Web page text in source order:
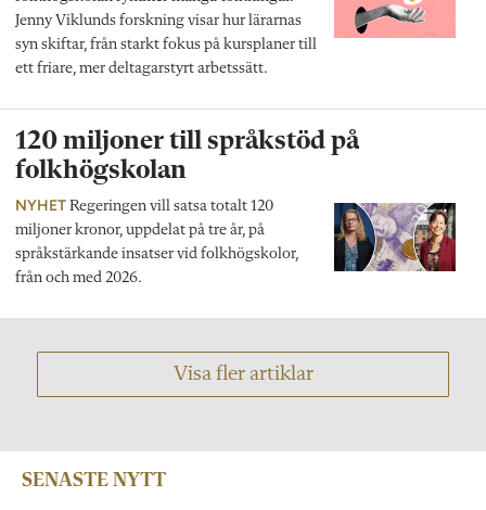
Jenny Viklunds forskning visar hur lärarnas
syn skiftar, från starkt fokus på kursplaner till
ett friare, mer deltagarstyrt arbetssätt.
120 miljoner till språkstöd på
folkhögskolan
NYHET Regeringen vill satsa totalt 120
miljoner kronor, uppdelat på tre år, på
språkstärkande insatser vid folkhögskolor,
från och med 2026.
Visa fler artiklar
SENASTE NYTT